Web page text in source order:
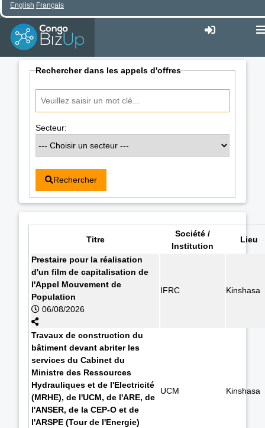
English Français
Rechercher dans les appels d'offres
Secteur:
Rechercher
Titre
Société /
Institution
Lieu
Prestaire pour la réalisation
d'un film de capitalisation de
l'Appel Mouvement de
Population
06/08/2026
IFRC Kinshasa
Travaux de construction du
bâtiment devant abriter les
services du Cabinet du
Ministre des Ressources
Hydrauliques et de l'Electricité
(MRHE), de l'UCM, de l'ARE, de
l'ANSER, de la CEP-O et de
l'ARSPE (Tour de l'Energie)
UCM Kinshasa